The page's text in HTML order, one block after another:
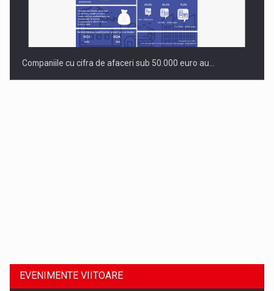
Companiile cu cifra de afaceri sub 50.000 euro au…
EVENIMENTE VIITOARE